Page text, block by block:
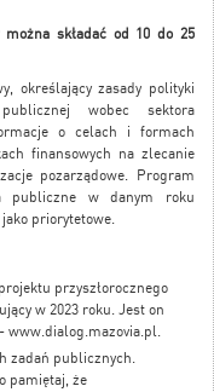
składać od 10 do 25
określający zasady polityki
wobec sektora
o celach i formach
finansowych na zlecanie
pozarządowe. Program
publiczne w danym roku
priorytetowe.
przyszłorocznego
w 2023 roku. Jest on
www.dialog.mazovia.pl.
zadań publicznych.
pamiętaj, że